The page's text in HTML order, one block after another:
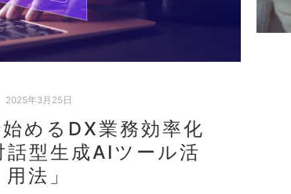
2025年3月25日
めるDX業務効率化
型生成AIツール活
用法」